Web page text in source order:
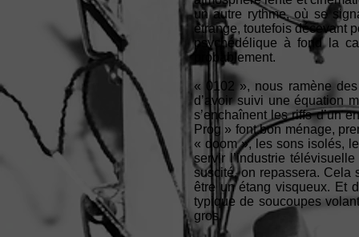
un autre rythme, où se
étrange, toutefois décevant
psychédélique à fond la
probablement.
« 0102 », nous ramène
d’avoir suivi une équation
s’enchaînent les riffs d’un
Prog » font bon ménage,
« doom », les sons isolés,
servir l’industrie
suscité, on repassera. Cela
être un étang visqueux. Et
typique de soucoupes
gros.